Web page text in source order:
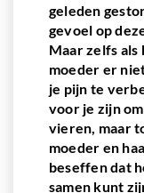
geleden
gevoel op
Maar zelfs als
moeder er
je pijn te
voor je zijn
vieren, maar
moeder en
beseffen dat
samen kunt